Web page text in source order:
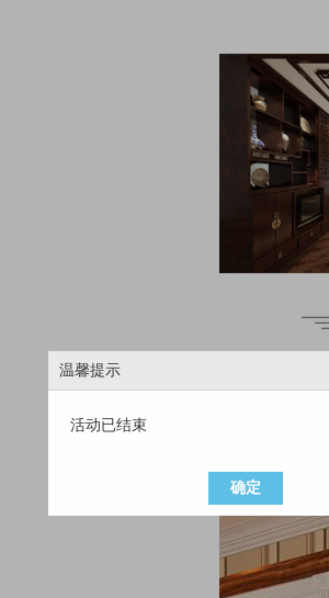
温馨提示
活动已结束
确定